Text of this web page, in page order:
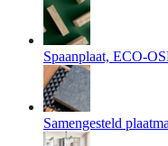
Spaanplaat, ECO-
Samengesteld